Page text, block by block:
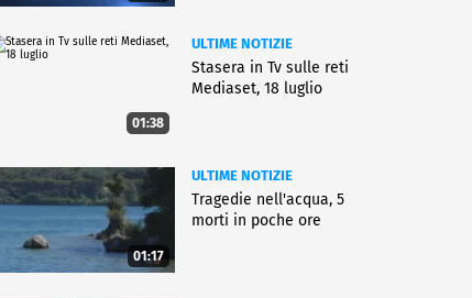
01:38
ULTIME NOTIZIE
Stasera in Tv sulle reti
Mediaset, 18 luglio
01:17
ULTIME NOTIZIE
Tragedie nell'acqua, 5
morti in poche ore